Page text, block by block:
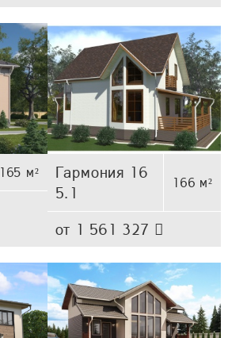
165 м²
Гармония 16
5.1
166 м²
от 1 561 327